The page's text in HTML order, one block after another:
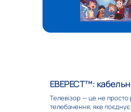
ЕВЕРЕСТ™:
Телевізор — це не просто
телебачення, яке поєднує